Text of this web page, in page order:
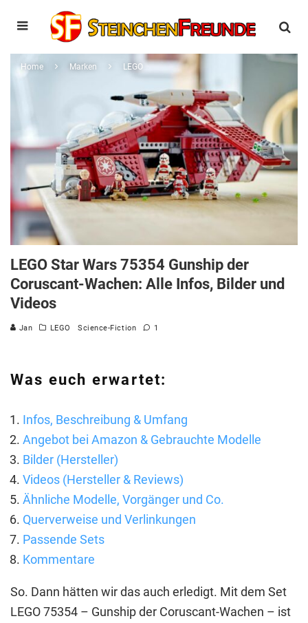
Home Marken LEGO
LEGO Star Wars 75354 Gunship der
Coruscant-Wachen: Alle Infos, Bilder und
Videos
Jan LEGO Science-Fiction 1
Was euch erwartet:
Infos, Beschreibung & Umfang
Angebot bei Amazon & Gebrauchte Modelle
Bilder (Hersteller)
Videos (Hersteller & Reviews)
Ähnliche Modelle, Vorgänger und Co.
Querverweise und Verlinkungen
Passende Sets
Kommentare
So. Dann hätten wir das auch erledigt. Mit dem Set
LEGO 75354 – Gunship der Coruscant-Wachen – ist